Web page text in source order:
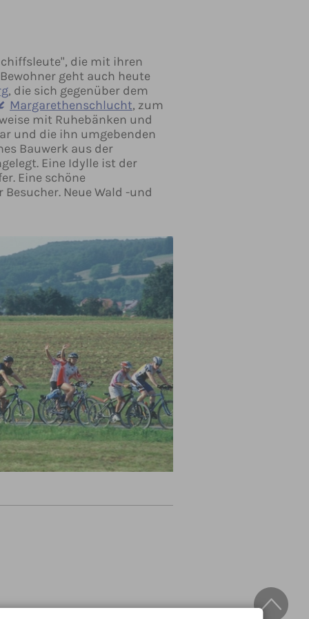
die mit ihren
geht auch heute
, die sich gegenüber dem
Margarethenschlucht, zum
mit Ruhebänken und
und die ihn umgebenden
Bauwerk aus der
Eine Idylle ist der
Eine schöne
Neue Wald -und